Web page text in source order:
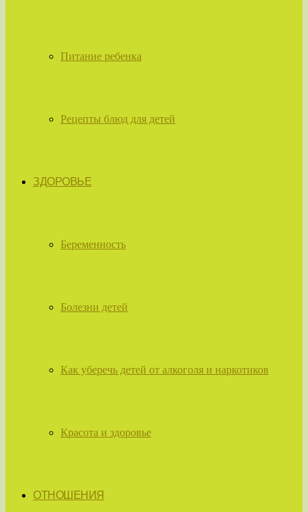
Питание ребенка
Рецепты блюд для детей
ЗДОРОВЬЕ
Беременность
Болезни детей
Как уберечь детей от алкоголя и наркотиков
Красота и здоровье
ОТНОШЕНИЯ